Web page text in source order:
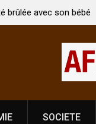
Kirti Vardhan Singh à
la Fête de
SOCIETE